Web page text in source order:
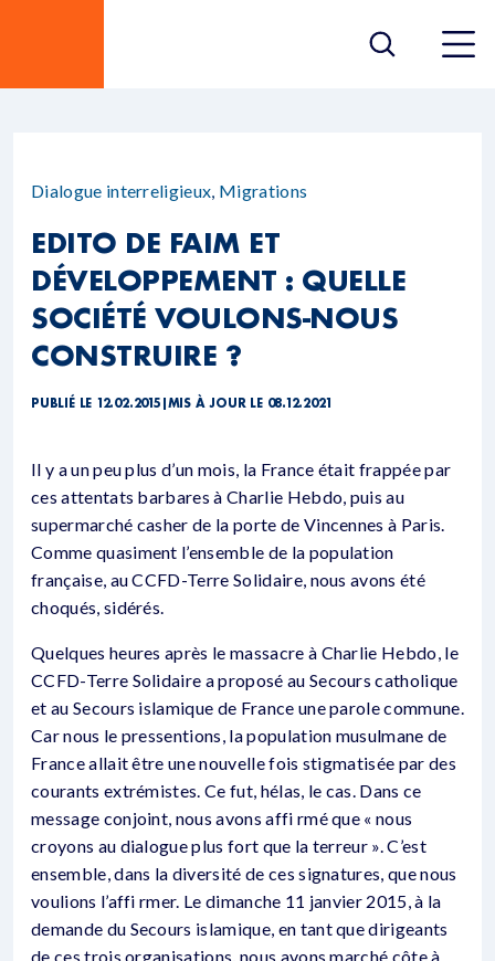
Dialogue interreligieux, Migrations
EDITO DE FAIM ET
DÉVELOPPEMENT : QUELLE
SOCIÉTÉ VOULONS-NOUS
CONSTRUIRE ?
PUBLIÉ LE 12.02.2015 MIS À JOUR LE 08.12.2021
Il y a un peu plus d’un mois, la France était frappée par
ces attentats barbares à Charlie Hebdo, puis au
supermarché casher de la porte de Vincennes à Paris.
Comme quasiment l’ensemble de la population
française, au CCFD-Terre Solidaire, nous avons été
choqués, sidérés.
Quelques heures après le massacre à Charlie Hebdo, le
CCFD-Terre Solidaire a proposé au Secours catholique
et au Secours islamique de France une parole commune.
Car nous le pressentions, la population musulmane de
France allait être une nouvelle fois stigmatisée par des
courants extrémistes. Ce fut, hélas, le cas. Dans ce
message conjoint, nous avons affi rmé que « nous
croyons au dialogue plus fort que la terreur ». C’est
ensemble, dans la diversité de ces signatures, que nous
voulions l’affi rmer. Le dimanche 11 janvier 2015, à la
demande du Secours islamique, en tant que dirigeants
de ces trois organisations, nous avons marché côte à